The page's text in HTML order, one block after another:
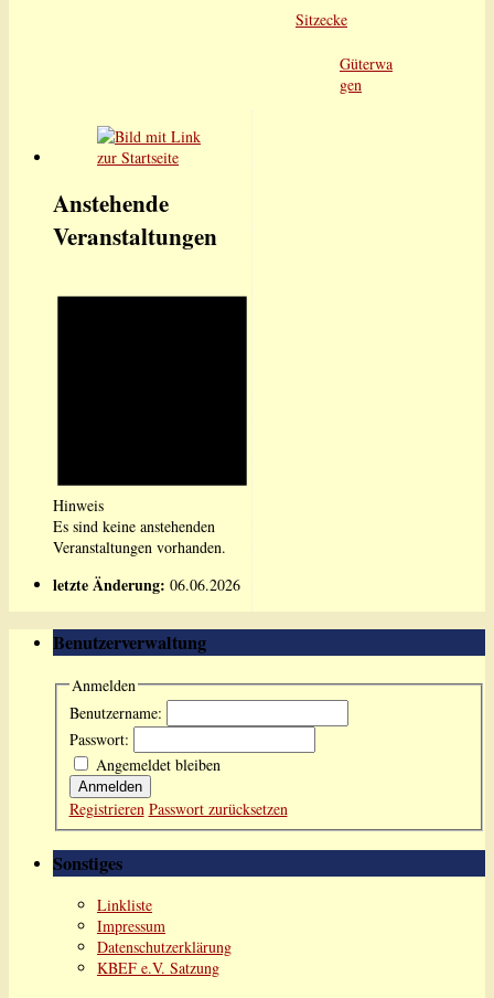
Sitzecke
Güterwa
gen
Anstehende
Veranstaltungen
Hinweis
Es sind keine anstehenden
Veranstaltungen vorhanden.
letzte Änderung: 06.06.2026
Benutzerverwaltung
Anmelden
Benutzername:
Passwort:
Angemeldet bleiben
Anmelden
Registrieren Passwort zurücksetzen
Sonstiges
Linkliste
Impressum
Datenschutzerklärung
KBEF e.V. Satzung